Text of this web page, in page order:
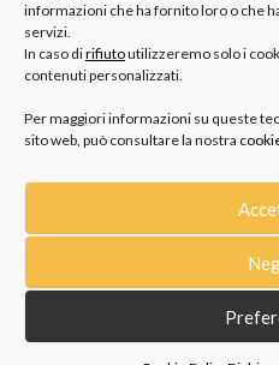
informazioni che ha fornito loro o che
servizi.
In caso dirifiutoutilizzeremo solo i
contenuti personalizzati.
Per maggiori informazioni su queste
sito web, può consultare la nostra
CATEGORIE
IDEE REGALO